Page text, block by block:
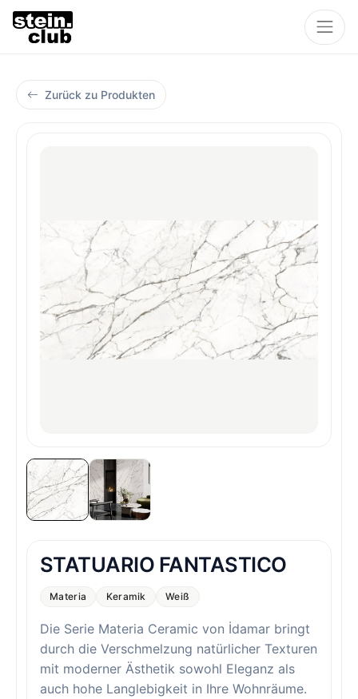
Zurück zu Produkten
STATUARIO FANTASTICO
Materia Keramik Weiß
Die Serie Materia Ceramic von İdamar bringt
durch die Verschmelzung natürlicher Texturen
mit moderner Ästhetik sowohl Eleganz als
auch hohe Langlebigkeit in Ihre Wohnräume.